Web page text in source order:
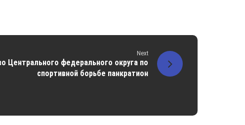
Next
Центрального федерального округа по
спортивной борьбе панкратион